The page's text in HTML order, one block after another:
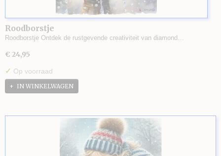
Roodborstje
Roodborstje Ontdek de rustgevende creativiteit van diamond…
€ 24,95
✓ Op voorraad
IN WINKELWAGEN